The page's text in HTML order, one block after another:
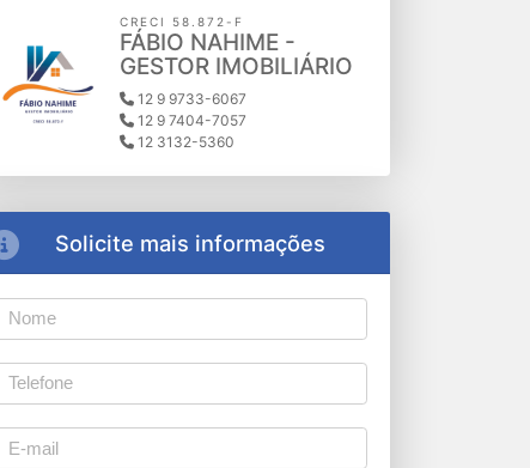
CRECI 58.872-F
FÁBIO NAHIME -
GESTOR IMOBILIÁRIO
12 9 9733-6067
12 9 7404-7057
12 3132-5360
Solicite mais informações